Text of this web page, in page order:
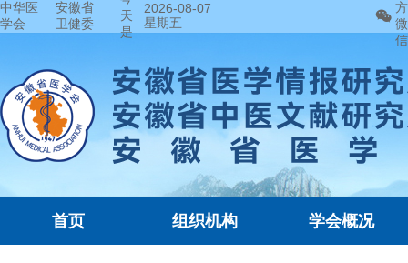
中华医
学会
安徽省
卫健委
天
是
2026-08-07
星期五
方
微
信
首页 组织机构 学会概况